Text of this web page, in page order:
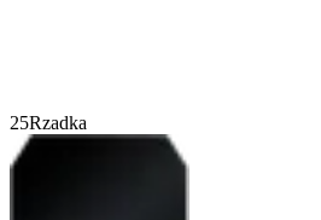
25Rzadka